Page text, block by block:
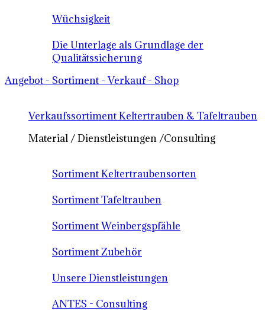
Wüchsigkeit
Die Unterlage als Grundlage der
Qualitätssicherung
Angebot - Sortiment - Verkauf - Shop
Verkaufssortiment Keltertrauben & Tafeltrauben
Material / Dienstleistungen /Consulting
Sortiment Keltertraubensorten
Sortiment Tafeltrauben
Sortiment Weinbergspfähle
Sortiment Zubehör
Unsere Dienstleistungen
ANTES - Consulting